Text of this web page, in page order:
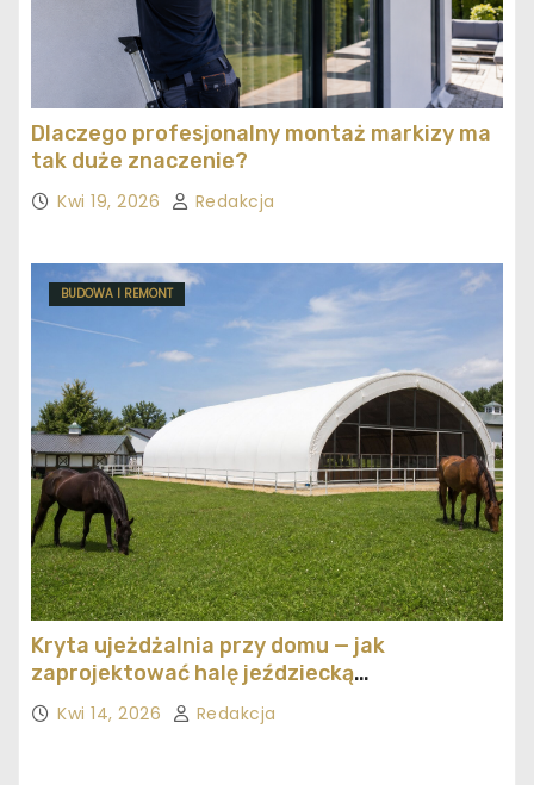
Dlaczego profesjonalny montaż markizy ma
tak duże znaczenie?
Kwi 19, 2026 Redakcja
BUDOWA I REMONT
Kryta ujeżdżalnia przy domu — jak
zaprojektować halę jeździecką
ekonomicznie
Kwi 14, 2026 Redakcja